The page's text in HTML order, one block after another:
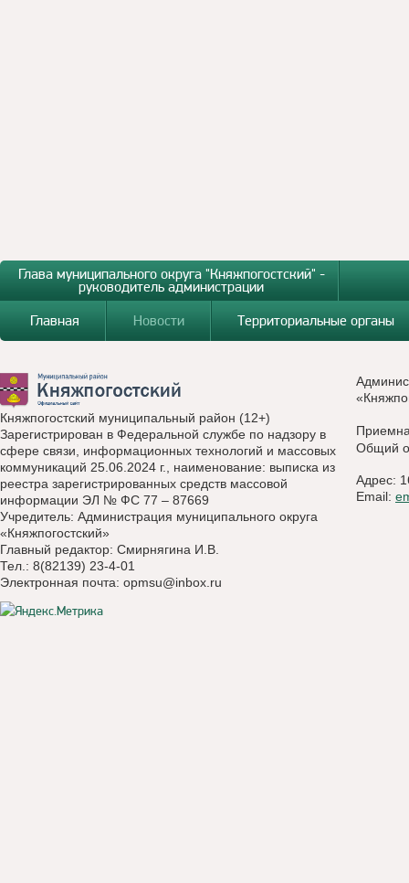
Глава муниципального округа "Княжпогостский" -
руководитель администрации
Главная
Новости Территориальные органы
Княжпогостский муниципальный район (12+)
Зарегистрирован в Федеральной службе по надзору в
сфере связи, информационных технологий и массовых
коммуникаций 25.06.2024 г., наименование: выписка из
реестра зарегистрированных средств массовой
информации ЭЛ № ФС 77 – 87669
Учредитель: Администрация муниципального округа
«Княжпогостский»
Главный редактор: Смирнягина И.В.
Тел.: 8(82139) 23-4-01
Электронная почта: opmsu@inbox.ru
Общий
Адрес:
Email: